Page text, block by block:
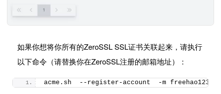
如果你想将你所有的ZeroSSL SSL证书关联起来，请执行
以下命令（请替换你在ZeroSSL注册的邮箱地址）：
acme. sh
--register-account  -m